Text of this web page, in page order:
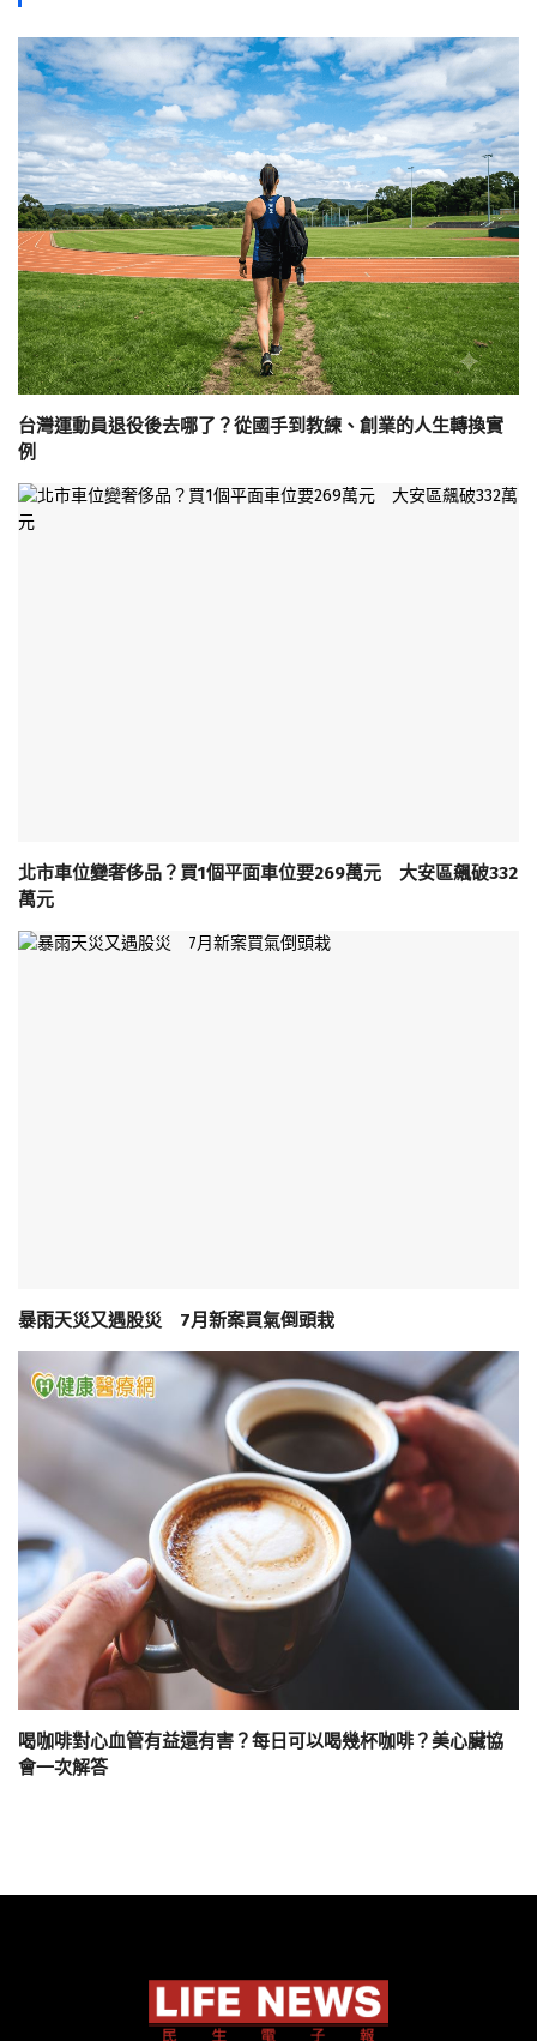
台灣運動員退役後去哪了？從國手到教練、創業的人生轉換實
例
北市車位變奢侈品？買1個平面車位要269萬元 大安區飆破332
萬元
暴雨天災又遇股災 7月新案買氣倒頭栽
喝咖啡對心血管有益還有害？每日可以喝幾杯咖啡？美心臟協
會一次解答